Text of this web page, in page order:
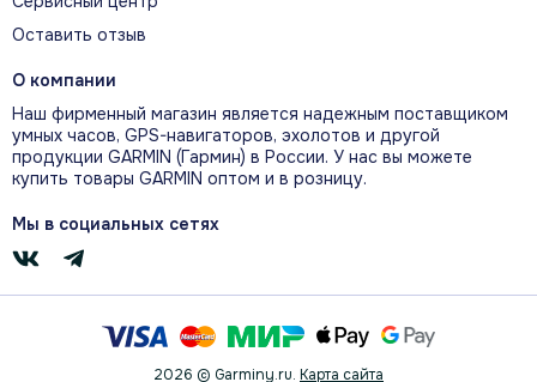
ГЛАВНЫЕ ВОЗМОЖНОСТИ
Что помогает прогрессировать
ГОТОВНОСТЬ К ТРЕНИРОВКЕ
выбрать интенсивную тренировку или день
Оставить отзыв
О компании
Наш фирменный магазин является надежным поставщиком
умных часов, GPS-навигаторов, эхолотов и другой
продукции GARMIN (Гармин) в России. У нас вы можете
купить товары GARMIN оптом и в розницу.
Мы в социальных сетях
2026 © Garminy.ru. Карта сайта